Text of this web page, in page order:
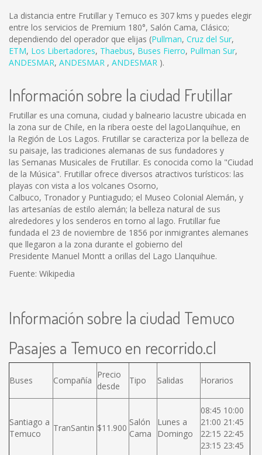
La distancia entre Frutillar y Temuco es 307 kms y puedes elegir
entre los servicios de Premium 180°, Salón Cama, Clásico;
dependiendo del operador que elijas (Pullman, Cruz del Sur,
ETM, Los Libertadores, Thaebus, Buses Fierro, Pullman Sur,
ANDESMAR, ANDESMAR , ANDESMAR ).
Información sobre la ciudad Frutillar
Frutillar es una comuna, ciudad y balneario lacustre ubicada en
la zona sur de Chile, en la ribera oeste del lagoLlanquihue, en
la Región de Los Lagos. Frutillar se caracteriza por la belleza de
su paisaje, las tradiciones alemanas de sus fundadores y
las Semanas Musicales de Frutillar. Es conocida como la "Ciudad
de la Música". Frutillar ofrece diversos atractivos turísticos: las
playas con vista a los volcanes Osorno,
Calbuco, Tronador y Puntiagudo; el Museo Colonial Alemán, y
las artesanías de estilo alemán; la belleza natural de sus
alrededores y los senderos en torno al lago. Frutillar fue
fundada el 23 de noviembre de 1856 por inmigrantes alemanes
que llegaron a la zona durante el gobierno del
Presidente Manuel Montt a orillas del Lago Llanquihue.
Fuente: Wikipedia
Información sobre la ciudad Temuco
Pasajes a Temuco en recorrido.cl
Buses Compañía
Precio
desde
Tipo Salidas Horarios
Santiago a
Temuco
TranSantin $11.900
Salón
Cama
Lunes a
Domingo
08:45 10:00
21:00 21:45
22:15 22:45
23:15 23:45